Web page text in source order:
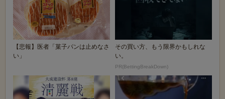
【悲報】医者「菓子パンは止めなさ
い」
その買い方、もう限界かもしれな
い。
PR(BettingBreakDown)